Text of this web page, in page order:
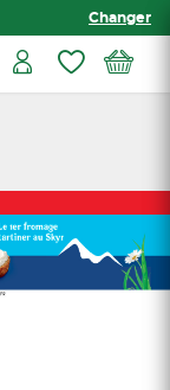
Changer